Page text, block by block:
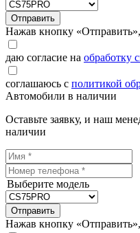
Отправить
Нажав кнопку «Отправить»,
даю согласие на обработку
соглашаюсь с политикой
Автомобили в наличии
Оставьте заявку, и наш
наличии
Выберите модель
Отправить
Нажав кнопку «Отправить»,